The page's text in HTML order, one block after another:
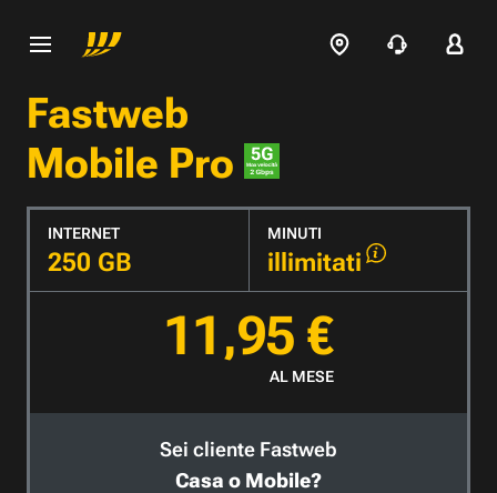
Fastweb
Mobile Pro
INTERNET
250 GB
MINUTI
illimitati
11,95 €
AL MESE
Sei cliente Fastweb
Casa o Mobile?